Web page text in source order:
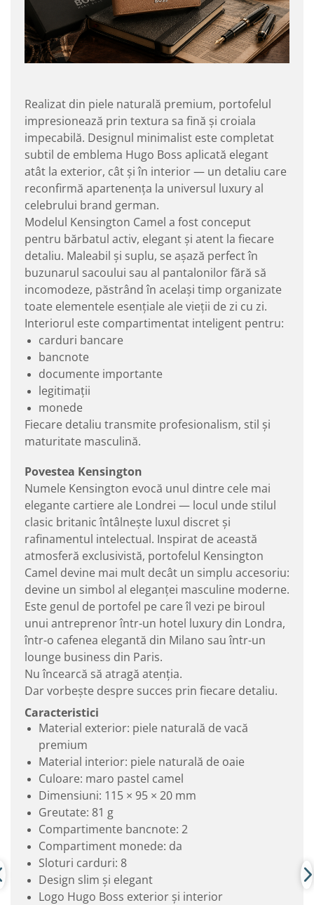
Realizat din piele naturală premium, portofelul
impresionează prin textura sa fină și croiala
impecabilă. Designul minimalist este completat
subtil de emblema Hugo Boss aplicată elegant
atât la exterior, cât și în interior — un detaliu care
reconfirmă apartenența la universul luxury al
celebrului brand german.
Modelul Kensington Camel a fost conceput
pentru bărbatul activ, elegant și atent la fiecare
detaliu. Maleabil și suplu, se așază perfect în
buzunarul sacoului sau al pantalonilor fără să
incomodeze, păstrând în același timp organizate
toate elementele esențiale ale vieții de zi cu zi.
Interiorul este compartimentat inteligent pentru:
carduri bancare
bancnote
documente importante
legitimații
monede
Fiecare detaliu transmite profesionalism, stil și
maturitate masculină.
Povestea Kensington
Numele Kensington evocă unul dintre cele mai
elegante cartiere ale Londrei — locul unde stilul
clasic britanic întâlnește luxul discret și
rafinamentul intelectual. Inspirat de această
atmosferă exclusivistă, portofelul Kensington
Camel devine mai mult decât un simplu accesoriu:
devine un simbol al eleganței masculine moderne.
Este genul de portofel pe care îl vezi pe biroul
unui antreprenor într-un hotel luxury din Londra,
într-o cafenea elegantă din Milano sau într-un
lounge business din Paris.
Nu încearcă să atragă atenția.
Dar vorbește despre succes prin fiecare detaliu.
Caracteristici
Material exterior: piele naturală de vacă
premium
Material interior: piele naturală de oaie
Culoare: maro pastel camel
Dimensiuni: 115 × 95 × 20 mm
Greutate: 81 g
Compartimente bancnote: 2
Compartiment monede: da
Sloturi carduri: 8
Design slim și elegant
Logo Hugo Boss exterior și interior